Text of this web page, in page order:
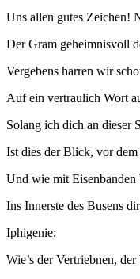
Uns allen gutes Zeichen!
Der Gram geheimnisvoll
Vergebens harren wir
Auf ein vertraulich Wort
Solang ich dich an dieser
Ist dies der Blick, vor
Und wie mit Eisenbanden
Ins Innerste des Busens
Iphigenie:
Wie’s der Vertriebnen,